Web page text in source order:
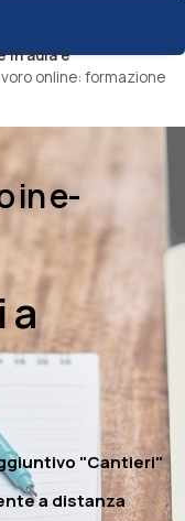
in aula e
online: formazione
in e-
a
"Cantieri"
a distanza